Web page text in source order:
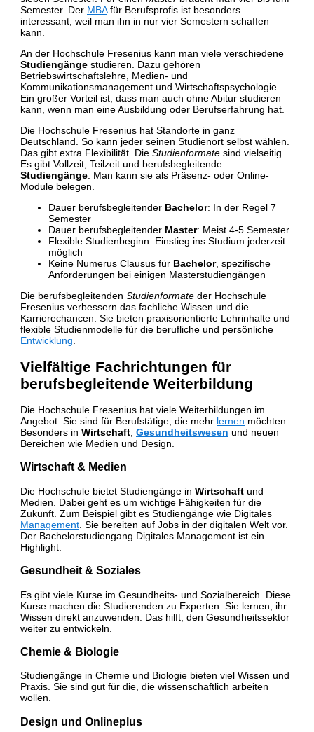
Semester. Der MBAfür Berufsprofis ist besonders
interessant, weil man ihn in nur vier Semestern schaffen
kann.
An der Hochschule Fresenius kann man viele verschiedene
Studiengänge studieren. Dazu gehören
Betriebswirtschaftslehre, Medien- und
Kommunikationsmanagement und Wirtschaftspsychologie.
Ein großer Vorteil ist, dass man auch ohne Abitur studieren
kann, wenn man eine Ausbildung oder Berufserfahrung hat.
Die Hochschule Fresenius hat Standorte in ganz
Deutschland. So kann jeder seinen Studienort selbst wählen.
Das gibt extra Flexibilität. Die Studienformate sind vielseitig.
Es gibt Vollzeit, Teilzeit und berufsbegleitende
Studiengänge. Man kann sie als Präsenz- oder Online-
Module belegen.
Dauer berufsbegleitender Bachelor: In der Regel 7
Semester
Dauer berufsbegleitender Master: Meist 4-5 Semester
Flexible Studienbeginn: Einstieg ins Studium jederzeit
möglich
Keine Numerus Clausus für Bachelor, spezifische
Anforderungen bei einigen Masterstudiengängen
Die berufsbegleitenden Studienformate der Hochschule
Fresenius verbessern das fachliche Wissen und die
Karrierechancen. Sie bieten praxisorientierte Lehrinhalte und
flexible Studienmodelle für die berufliche und persönliche
Entwicklung.
Vielfältige Fachrichtungen für
berufsbegleitende Weiterbildung
Die Hochschule Fresenius hat viele Weiterbildungen im
Angebot. Sie sind für Berufstätige, die mehr lernen möchten.
Besonders in Wirtschaft Gesundheitswesen und neuen
Bereichen wie Medien und Design.
Wirtschaft & Medien
Die Hochschule bietet Studiengänge in Wirtschaft und
Medien. Dabei geht es um wichtige Fähigkeiten für die
Zukunft. Zum Beispiel gibt es Studiengänge wie Digitales
Management . Sie bereiten auf Jobs in der digitalen Welt vor.
Der Bachelorstudiengang Digitales Management ist ein
Highlight.
Gesundheit & Soziales
Es gibt viele Kurse im Gesundheits- und Sozialbereich. Diese
Kurse machen die Studierenden zu Experten. Sie lernen, ihr
Wissen direkt anzuwenden. Das hilft, den Gesundheitssektor
weiter zu entwickeln.
Chemie & Biologie
Studiengänge in Chemie und Biologie bieten viel Wissen und
Praxis. Sie sind gut für die, die wissenschaftlich arbeiten
wollen.
Design und Onlineplus